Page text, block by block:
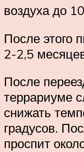
воздуха до
После этого
2-2,5
После
террариуме
снижать
градусов.
проспит